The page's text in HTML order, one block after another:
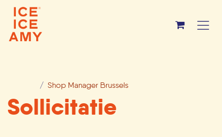
Overslaan naar inhoud
Shop Manager Brussels
Sollicitatie